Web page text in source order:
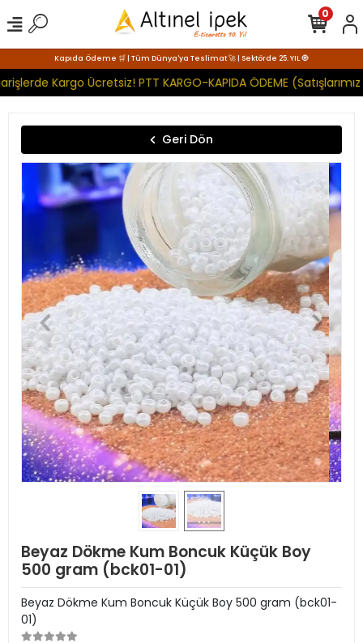
Kapıda Ödeme 🛒 | Tüm Dünya'ya Teslimat 🚀 | Sektörde 25. YIL 🧿
Kargo Ücretsiz! PTT KARGO-KAPIDA ÖDEME
0
Geri Dön
Beyaz Dökme Kum Boncuk Küçük Boy
500 gram (bck01-01)
Beyaz Dökme Kum Boncuk Küçük Boy 500 gram (bck01-
01)